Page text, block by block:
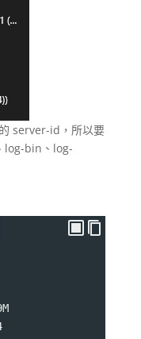
server-id，所以要
log-bin、log-